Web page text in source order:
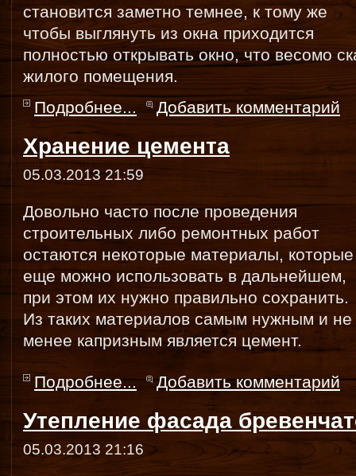
становится заметно темнее, к тому же
чтобы выглянуть из окна приходится
полностью открывать окно, что весомо
жилого помещения.
Подробнее...
Добавить комментарий
Хранение цемента
05.03.2013 21:59
Довольно часто после проведения
строительных либо ремонтных работ
остаются некоторые материалы, которые
еще можно использовать в дальнейшем,
при этом их нужно правильно сохранить.
Из таких материалов самым нужным и не
менее капризным является цемент.
Подробнее... Добавить комментарий
Утепление фасада
05.03.2013 21:16